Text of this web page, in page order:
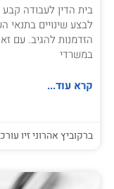
בית הדין לעבודה
לבצע שינויים בתנאי
הזדמנות להגיב. עם
במשרדי
קרא עוד...
ברקוביץ אהרוני זיו